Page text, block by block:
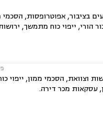
בציבור, אפוטרופסות, הסכמי
הורי, ייפוי כוח מתמשך,
וצוואת, הסכמי ממון, ייפוי
עסקאות מכר דירה.